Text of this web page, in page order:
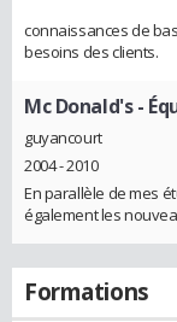
connaissances de
besoins des clients.
Mc Donald's-
guyancourt
2004 - 2010
En parallèle de mes
également les
Formations